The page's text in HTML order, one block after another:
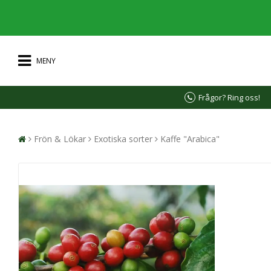
MENY
Frågor? Ring oss!
Frön & Lökar Exotiska sorter Kaffe "Arabica"